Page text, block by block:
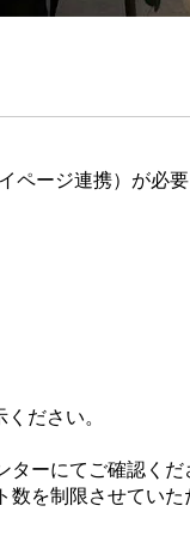
ージ連携）が必要
ださい。
ーにてご確認くだ
を制限させてい